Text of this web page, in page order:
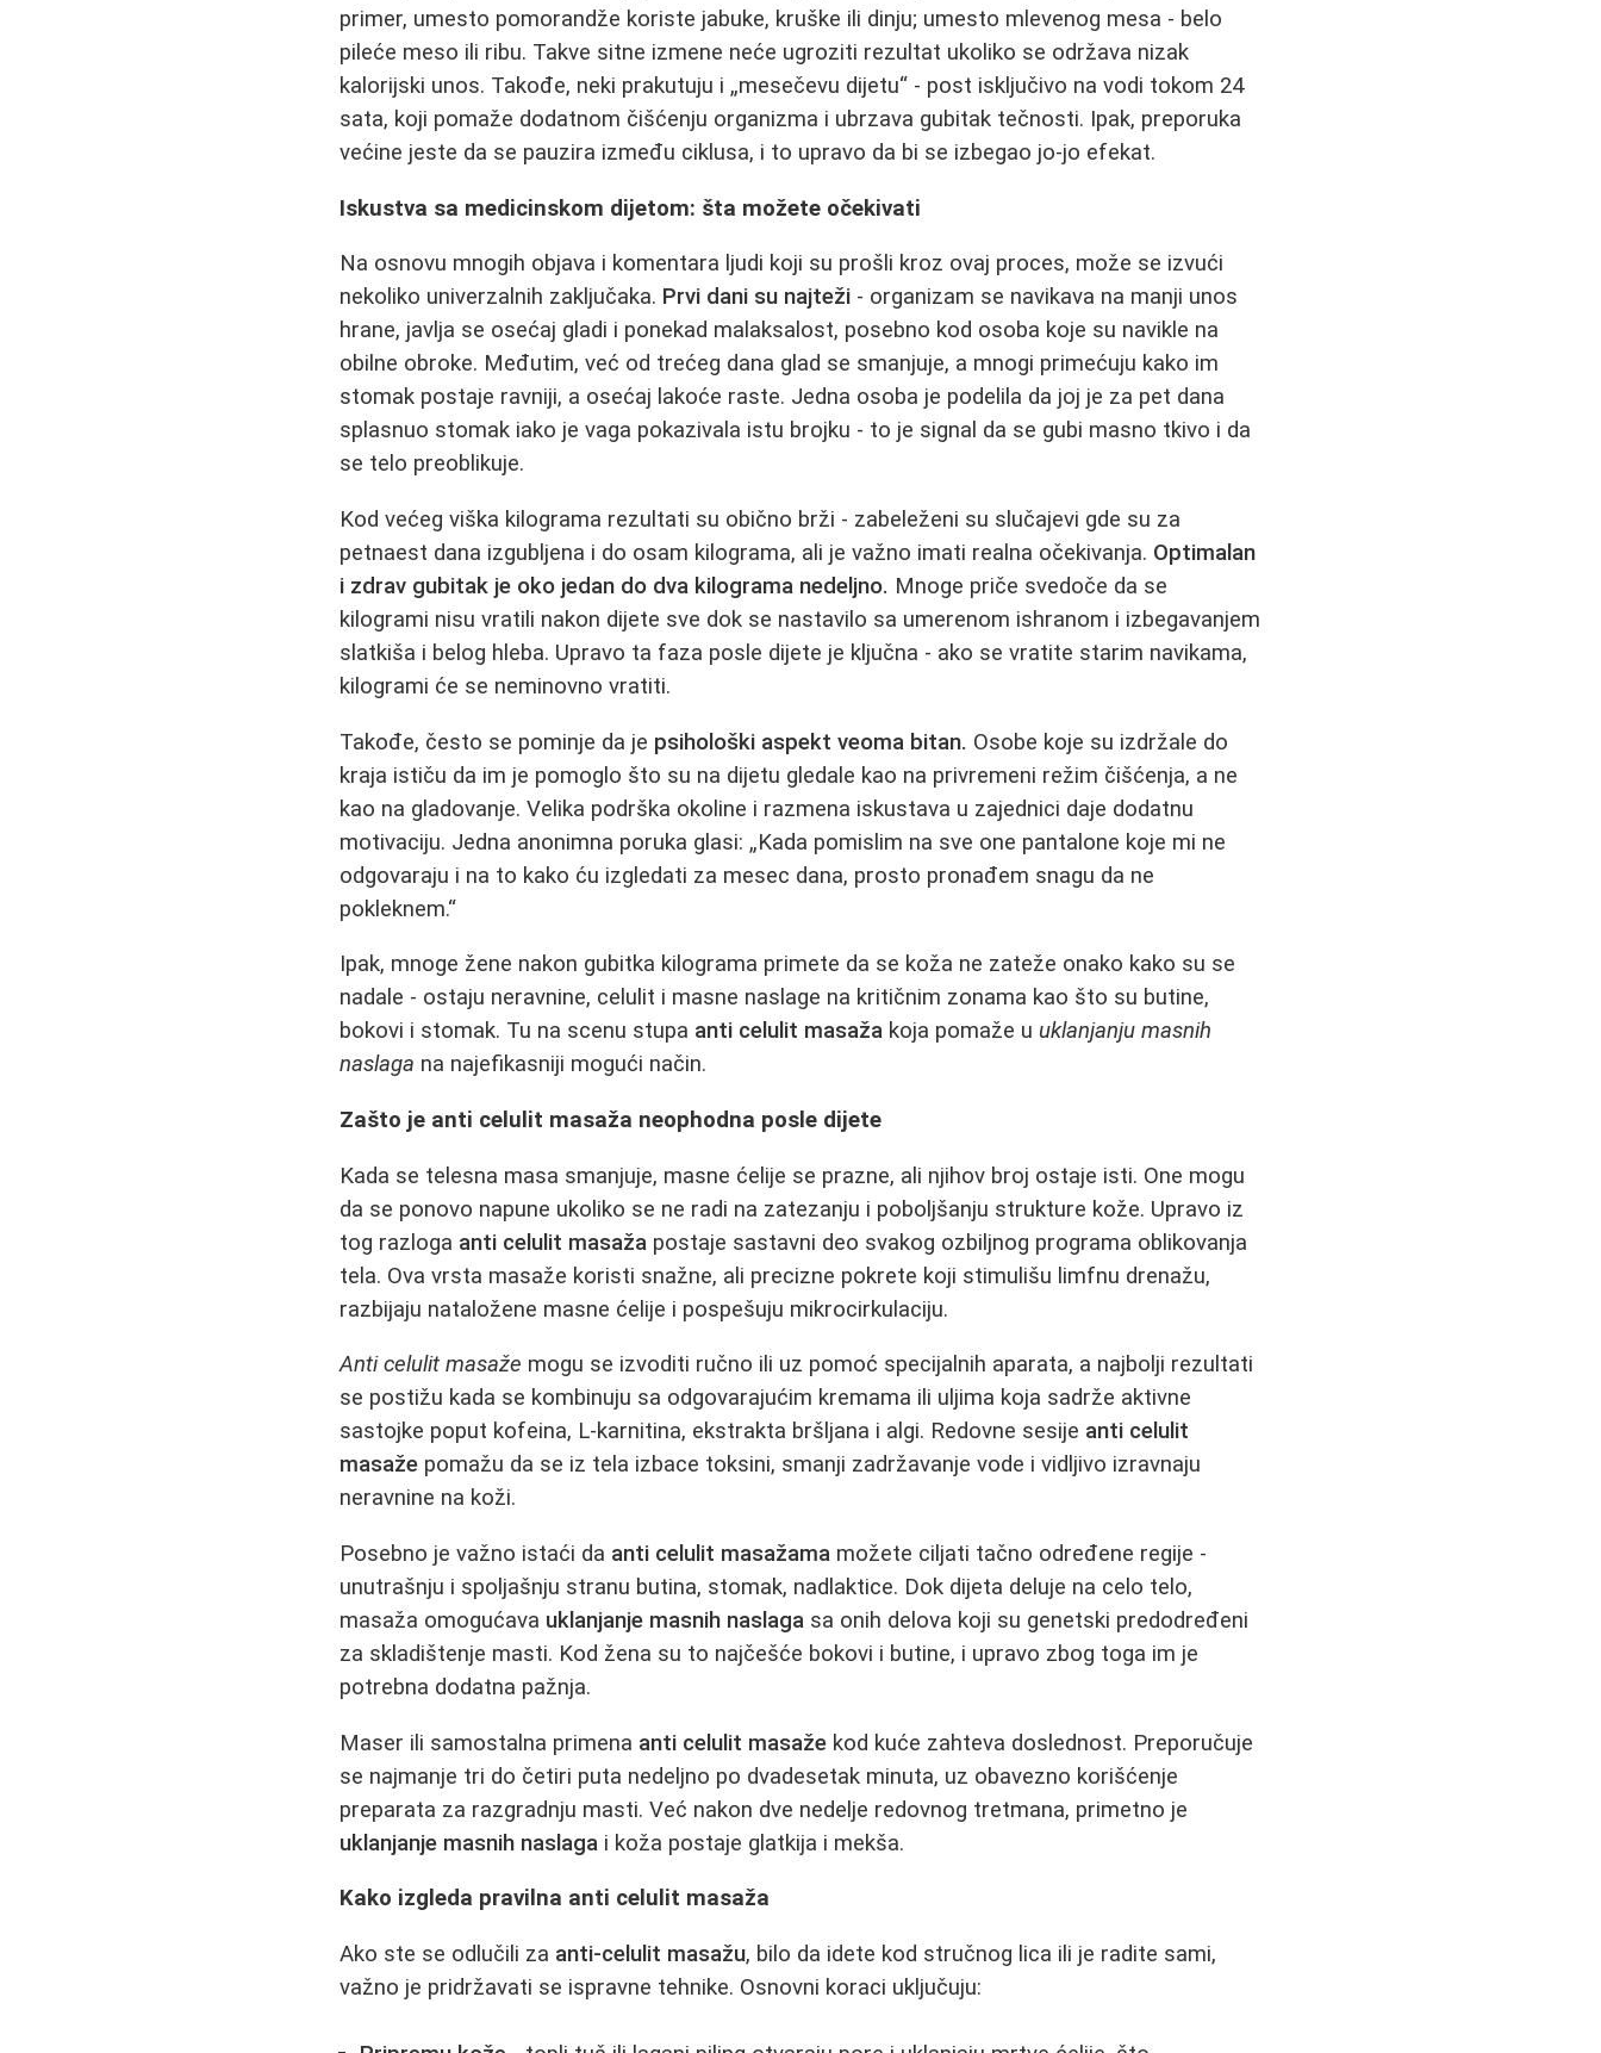
primer, umesto pomorandže koriste jabuke, kruške ili dinju; umesto mlevenog mesa - belo
pileće meso ili ribu. Takve sitne izmene neće ugroziti rezultat ukoliko se održava nizak
kalorijski unos. Takođe, neki prakutuju i „mesečevu dijetu“ - post isključivo na vodi tokom 24
sata, koji pomaže dodatnom čišćenju organizma i ubrzava gubitak tečnosti. Ipak, preporuka
većine jeste da se pauzira između ciklusa, i to upravo da bi se izbegao jo-jo efekat.
Iskustva sa medicinskom dijetom: šta možete očekivati
Na osnovu mnogih objava i komentara ljudi koji su prošli kroz ovaj proces, može se izvući
nekoliko univerzalnih zaključaka. Prvi dani su najteži - organizam se navikava na manji unos
hrane, javlja se osećaj gladi i ponekad malaksalost, posebno kod osoba koje su navikle na
obilne obroke. Međutim, već od trećeg dana glad se smanjuje, a mnogi primećuju kako im
stomak postaje ravniji, a osećaj lakoće raste. Jedna osoba je podelila da joj je za pet dana
splasnuo stomak iako je vaga pokazivala istu brojku - to je signal da se gubi masno tkivo i da
se telo preoblikuje.
Kod većeg viška kilograma rezultati su obično brži - zabeleženi su slučajevi gde su za
petnaest dana izgubljena i do osam kilograma, ali je važno imati realna očekivanja. Optimalan
i zdrav gubitak je oko jedan do dva kilograma nedeljno. Mnoge priče svedoče da se
kilogrami nisu vratili nakon dijete sve dok se nastavilo sa umerenom ishranom i izbegavanjem
slatkiša i belog hleba. Upravo ta faza posle dijete je ključna - ako se vratite starim navikama,
kilogrami će se neminovno vratiti.
Takođe, često se pominje da je psihološki aspekt veoma bitan. Osobe koje su izdržale do
kraja ističu da im je pomoglo što su na dijetu gledale kao na privremeni režim čišćenja, a ne
kao na gladovanje. Velika podrška okoline i razmena iskustava u zajednici daje dodatnu
motivaciju. Jedna anonimna poruka glasi: „Kada pomislim na sve one pantalone koje mi ne
odgovaraju i na to kako ću izgledati za mesec dana, prosto pronađem snagu da ne
pokleknem.“
Ipak, mnoge žene nakon gubitka kilograma primete da se koža ne zateže onako kako su se
nadale - ostaju neravnine, celulit i masne naslage na kritičnim zonama kao što su butine,
bokovi i stomak. Tu na scenu stupa anti celulit masaža koja pomaže u uklanjanju masnih
naslaga na najefikasniji mogući način.
Zašto je anti celulit masaža neophodna posle dijete
Kada se telesna masa smanjuje, masne ćelije se prazne, ali njihov broj ostaje isti. One mogu
da se ponovo napune ukoliko se ne radi na zatezanju i poboljšanju strukture kože. Upravo iz
tog razloga anti celulit masaža postaje sastavni deo svakog ozbiljnog programa oblikovanja
tela. Ova vrsta masaže koristi snažne, ali precizne pokrete koji stimulišu limfnu drenažu,
razbijaju nataložene masne ćelije i pospešuju mikrocirkulaciju.
Anti celulit masaže mogu se izvoditi ručno ili uz pomoć specijalnih aparata, a najbolji rezultati
se postižu kada se kombinuju sa odgovarajućim kremama ili uljima koja sadrže aktivne
sastojke poput kofeina, L-karnitina, ekstrakta bršljana i algi. Redovne sesije anti celulit
masaže pomažu da se iz tela izbace toksini, smanji zadržavanje vode i vidljivo izravnaju
neravnine na koži.
Posebno je važno istaći da anti celulit masažama možete ciljati tačno određene regije -
unutrašnju i spoljašnju stranu butina, stomak, nadlaktice. Dok dijeta deluje na celo telo,
masaža omogućava uklanjanje masnih naslaga sa onih delova koji su genetski predodređeni
za skladištenje masti. Kod žena su to najčešće bokovi i butine, i upravo zbog toga im je
potrebna dodatna pažnja.
Maser ili samostalna primena anti celulit masaže kod kuće zahteva doslednost. Preporučuje
se najmanje tri do četiri puta nedeljno po dvadesetak minuta, uz obavezno korišćenje
preparata za razgradnju masti. Već nakon dve nedelje redovnog tretmana, primetno je
uklanjanje masnih naslaga i koža postaje glatkija i mekša.
Kako izgleda pravilna anti celulit masaža
Ako ste se odlučili za anti-celulit masažu, bilo da idete kod stručnog lica ili je radite sami,
važno je pridržavati se ispravne tehnike. Osnovni koraci uključuju: